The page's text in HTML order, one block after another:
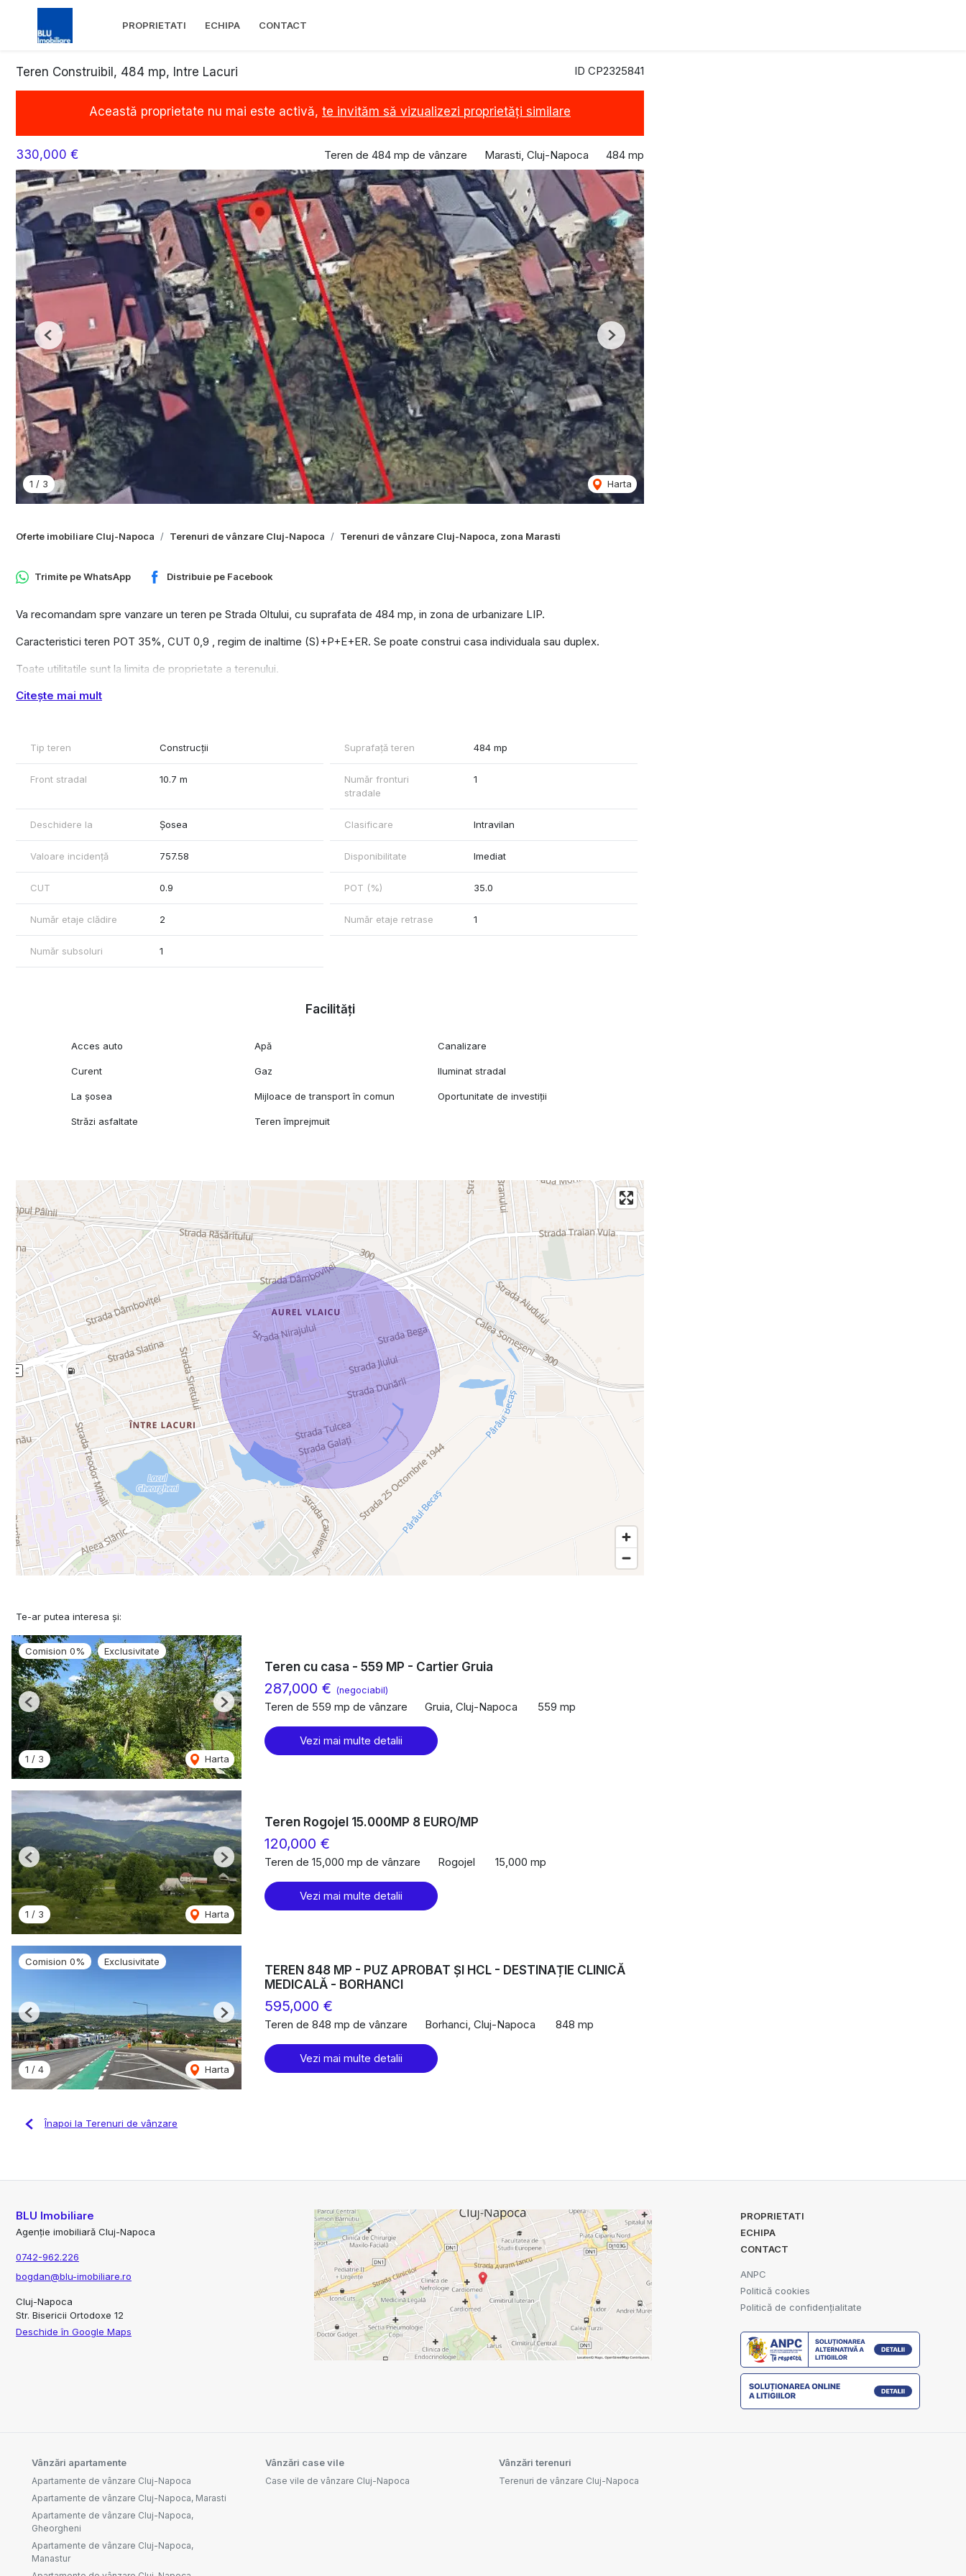
PROPRIETATI ECHIPA CONTACT
ID CP2325841
Teren Construibil, 484 mp, Intre Lacuri
Această proprietate nu mai este activă, te invităm să vizualizezi proprietăți similare
330,000 € Teren de 484 mp de vânzare Marasti, Cluj-Napoca 484 mp
1 / 3 Harta
Previous Next
Oferte imobiliare Cluj-Napoca Terenuri de vânzare Cluj-Napoca Terenuri de vânzare Cluj-Napoca, zona Marasti
Trimite peWhatsApp Distribuie pe Facebook
Va recomandam spre vanzare un teren pe Strada Oltului, cu suprafata de 484 mp, in zona de urbanizare LIP.
Caracteristici teren POT 35%, CUT 0,9 , regim de inaltime (S)+P+E+ER. Se poate construi casa individuala sau duplex.
Toate utilitatile sunt la limita de proprietate a terenului.
Pentru orice informatii suplimentare, nu ezitati sa ne contactati.
Citește mai mult
Tip teren Construcții Suprafață teren 484 mp
Front stradal 10.7 m
Număr fronturi
stradale
1
Deschidere la Șosea Clasificare Intravilan
Valoare incidență 757.58 Disponibilitate Imediat
CUT 0.9 POT (%) 35.0
Număr etaje clădire 2 Număr etaje retrase 1
Număr subsoluri 1
Facilități
Acces auto Apă Canalizare
Curent Gaz Iluminat stradal
La șosea Mijloace de transport în comun Oportunitate de investiții
Străzi asfaltate Teren împrejmuit
Te-ar putea interesa și:
Comision 0% Exclusivitate
1 / 3 Harta
Previous Next
Teren cu casa - 559 MP - Cartier Gruia
287,000 € (negociabil)
Teren de 559 mp de vânzare Gruia, Cluj-Napoca 559 mp
Vezi mai multe detalii
1 / 3 Harta
Previous Next
Teren Rogojel 15.000MP 8 EURO/MP
120,000 €
Teren de 15,000 mp de vânzare Rogojel 15,000 mp
Vezi mai multe detalii
Comision 0% Exclusivitate
1 / 4 Harta
Previous Next
TEREN 848 MP - PUZ APROBAT ȘI HCL - DESTINAȚIE CLINICĂ
MEDICALĂ - BORHANCI
595,000 €
Teren de 848 mp de vânzare Borhanci, Cluj-Napoca 848 mp
Vezi mai multe detalii
Înapoi la Terenuri de vânzare
BLU Imobiliare
Agenție imobiliară Cluj-Napoca
0742-962.226
bogdan@blu-imobiliare.ro
Cluj-Napoca
Str. Bisericii Ortodoxe 12
Deschide în Google Maps
PROPRIETATI
ECHIPA
CONTACT
ANPC
Politică cookies
Politică de confidențialitate
Vânzări apartamente
Apartamente de vânzare Cluj-Napoca
Apartamente de vânzare Cluj-Napoca, Marasti
Apartamente de vânzare Cluj-Napoca,
Gheorgheni
Apartamente de vânzare Cluj-Napoca,
Manastur
Vânzări case vile
Case vile de vânzare Cluj-Napoca
Vânzări terenuri
Terenuri de vânzare Cluj-Napoca